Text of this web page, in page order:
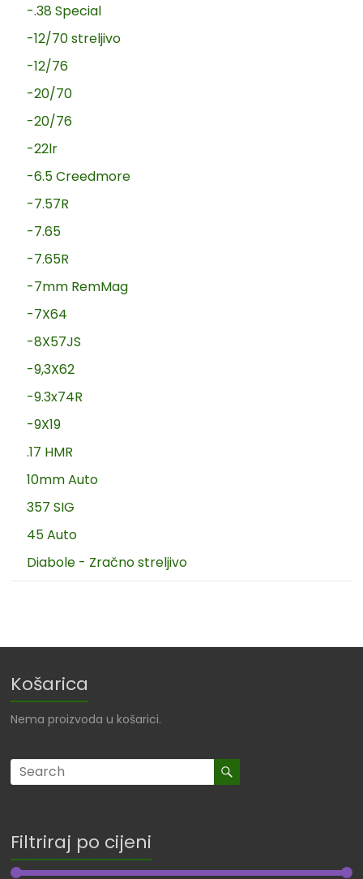
-.38 Special
-12/70 streljivo
-12/76
-20/70
-20/76
-22lr
-6.5 Creedmore
-7.57R
-7.65
-7.65R
-7mm RemMag
-7X64
-8X57JS
-9,3X62
-9.3x74R
-9X19
.17 HMR
10mm Auto
357 SIG
45 Auto
Diabole - Zračno streljivo
Košarica
Nema proizvoda u košarici.
Filtriraj po cijeni